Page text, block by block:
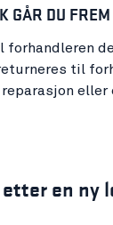
GÅR DU FREM
forhandleren
til
en ny